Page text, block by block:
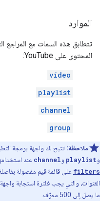
الموارد
تتطابق هذه السمات مع المراجع
المحتوى على YouTube:
video
playlist
channel
group
ملاحظة: تتيح لك واجهة برمجة
وplaylist وchannel عند
filters على قائمة قيم مفصولة
القنوات، والتي يجب فلترة استجابة
ما يصل إلى 500 معرّف.